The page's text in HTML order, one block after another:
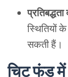
प्रतिबद्धता
स्थितियों के
सकती हैं।
चिट फंड